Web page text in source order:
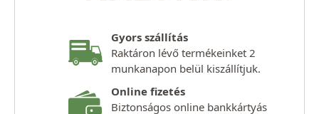
Gyors szállítás
Raktáron lévő termékeinket 2
munkanapon belül kiszállítjuk.
Online fizetés
Biztonságos online bankkártyás